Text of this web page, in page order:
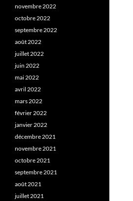
novembre 2022
octobre 2022
septembre 2022
août 2022
juillet 2022
juin 2022
mai 2022
avril 2022
mars 2022
février 2022
janvier 2022
décembre 2021
novembre 2021
octobre 2021
septembre 2021
août 2021
juillet 2021